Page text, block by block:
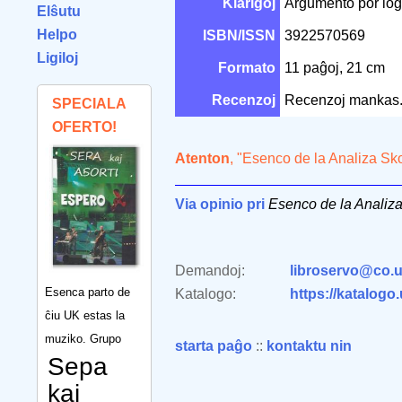
Elŝutu
Helpo
Ligiloj
SPECIALA
OFERTO!
Esenca parto de
ĉiu UK estas la
muziko. Grupo
Sepa
kaj
Klarigoj Argumento por
ISBN/ISSN 3922570569
Formato 11 paĝoj, 21 cm
Recenzoj Recenzoj mankas.
Atenton, "Esenco de la Analiza
Via opinio pri Esenco de la
Demandoj:
Katalogo:
https://
starta paĝo :: kontaktu nin